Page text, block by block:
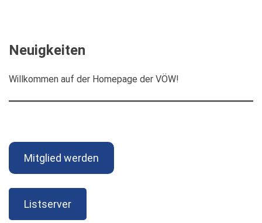
Neuigkeiten
Willkommen auf der Homepage der VÖW!
Mitglied werden
Listserver